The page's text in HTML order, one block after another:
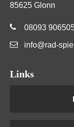
85625 Glonn
08093
info@rad-
Links